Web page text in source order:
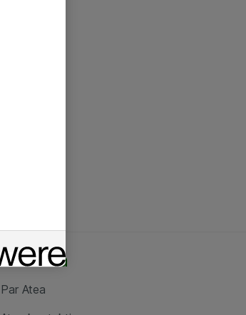
Par Atea
Par Atea